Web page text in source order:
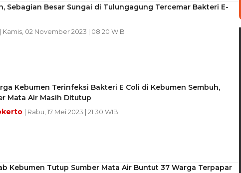
Sebagian Besar Sungai di Tulungagung Tercemar Bakteri E-
| Kamis, 02 November 2023 | 08:20 WIB
Kebumen Terinfeksi Bakteri E Coli di Kebumen Sembuh,
Mata Air Masih Ditutup
| Rabu, 17 Mei 2023 | 21:30 WIB
Kebumen Tutup Sumber Mata Air Buntut 37 Warga Terpapar